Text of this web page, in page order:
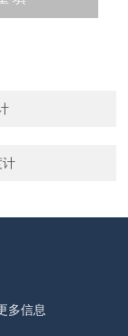
计
多信息